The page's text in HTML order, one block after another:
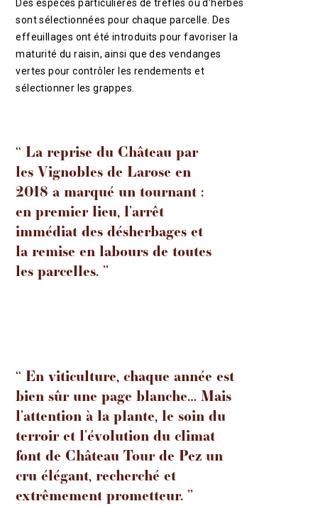
Des espèces particulières de trèfles ou d’herbes
sont sélectionnées pour chaque parcelle. Des
effeuillages ont été introduits pour favoriser la
maturité du raisin, ainsi que des vendanges
vertes pour contrôler les rendements et
sélectionner les grappes.
‘‘ La reprise du Château par
les Vignobles de Larose en
2018 a marqué un tournant :
en premier lieu, l’arrêt
immédiat des désherbages et
la remise en labours de toutes
les parcelles. ’’
‘‘ En viticulture, chaque année est
bien sûr une page blanche… Mais
l’attention à la plante, le soin du
terroir et l’évolution du climat
font de Château Tour de Pez un
cru élégant, recherché et
extrêmement prometteur. ’’